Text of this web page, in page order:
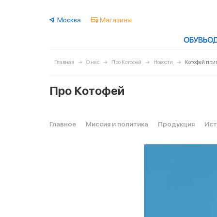
Москва Магазины
ОБУВЬ
Главная О нас Про Котофей Новости Котофей
Про Котофей
Главное Миссия и политика Продукция